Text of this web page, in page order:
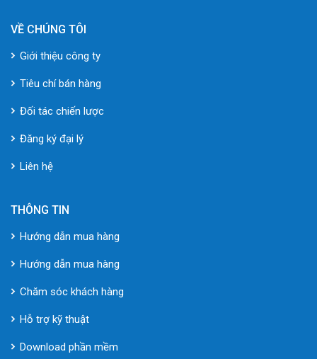
VỀ CHÚNG TÔI
Giới thiệu công ty
Tiêu chí bán hàng
Đối tác chiến lược
Đăng ký đại lý
Liên hệ
THÔNG TIN
Hướng dẫn mua hàng
Hướng dẫn mua hàng
Chăm sóc khách hàng
Hỗ trợ kỹ thuật
Download phần mềm